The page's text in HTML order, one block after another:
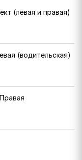
(левая и правая)
(водительская)
Правая